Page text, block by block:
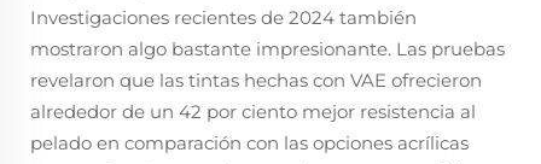
Investigaciones recientes de 2024 también
mostraron algo bastante impresionante. Las pruebas
revelaron que las tintas hechas con VAE ofrecieron
alrededor de un 42 por ciento mejor resistencia al
pelado en comparación con las opciones acrílicas